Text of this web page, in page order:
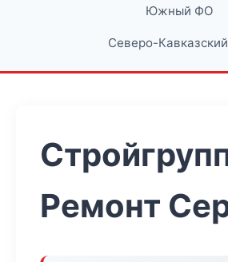
Южный ФО
Северо-
Ремонт